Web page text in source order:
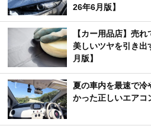
26年6月版】
【カー用品店】売
美しいツヤを引き出
月版】
夏の車内を最速で
かった正しいエアコ